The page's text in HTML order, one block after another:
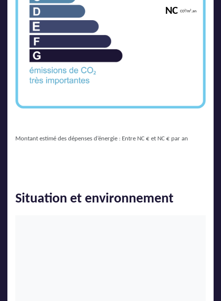
NC CO²/m².an
Montant estimé des dépenses d’énergie : Entre NC € et NC € par an
Situation et environnement